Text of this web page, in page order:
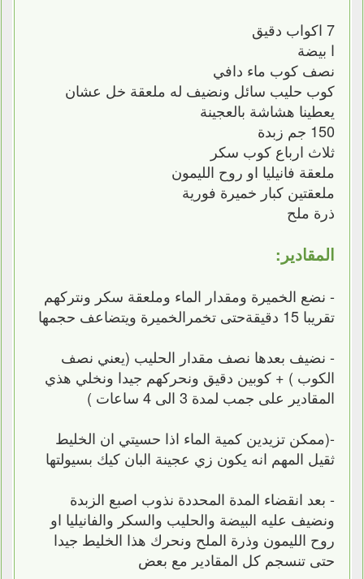
7 اكواب دقيق
ا بيضة
نصف كوب ماء دافي
كوب حليب سائل ونضيف له ملعقة خل عشان
يعطينا هشاشة بالعجينة
150 جم زبدة
ثلاث ارباع كوب سكر
ملعقة فانيليا او روح الليمون
ملعقتين كبار خميرة فورية
ذرة ملح
المقادير:
- نضع الخميرة ومقدار الماء وملعقة سكر ونتركهم
تقريبا 15 دقيقةحتى تخمرالخميرة ويتضاعف حجمها
- نضيف بعدها نصف مقدار الحليب (يعني نصف
الكوب ) + كوبين دقيق ونحركهم جيدا ونخلي هذي
المقادير على جمب لمدة 3 الى 4 ساعات )
-(ممكن تزيدين كمية الماء اذا حسيتي ان الخليط
ثقيل المهم انه يكون زي عجينة البان كيك بسيولتها
- بعد انقضاء المدة المحددة نذوب اصبع الزبدة
ونضيف عليه البيضة والحليب والسكر والفانيليا او
روح الليمون وذرة الملح ونحرك هذا الخليط جيدا
حتى تنسجم كل المقادير مع بعض